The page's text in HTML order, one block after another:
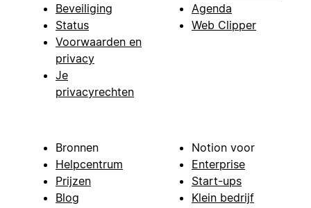
Beveiliging
Status
Voorwaarden en
privacy
Je
privacyrechten
Agenda
Web Clipper
Bronnen
Helpcentrum
Prijzen
Blog
Notion voor
Enterprise
Start-ups
Klein bedrijf